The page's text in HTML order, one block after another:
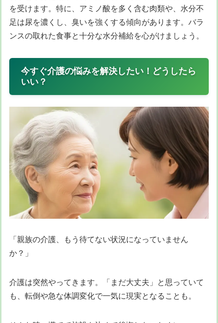
を受けます。特に、アミノ酸を多く含む肉類や、水分不
足は尿を濃くし、臭いを強くする傾向があります。バラ
ンスの取れた食事と十分な水分補給を心がけましょう。
今すぐ介護の悩みを解決したい！どうしたら
いい？
「親族の介護、もう待てない状況になっていません
か？」
介護は突然やってきます。「まだ大丈夫」と思っていて
も、転倒や急な体調変化で一気に現実となることも。